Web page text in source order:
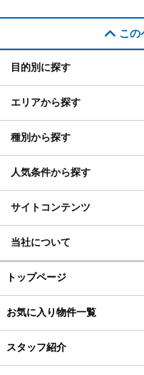
この
目的別に探す
エリアから探す
種別から探す
人気条件から探す
サイトコンテンツ
当社について
トップページ
お気に入り物件一覧
スタッフ紹介